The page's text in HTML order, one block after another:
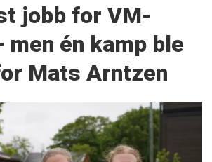
jobb for VM-
men én kamp ble
Mats Arntzen